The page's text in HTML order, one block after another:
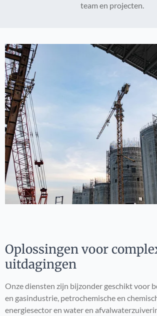
team en projecten.
Oplossingen voor
uitdagingen
Onze diensten zijn bijzonder geschikt voor
en gasindustrie, petrochemische en
energiesector en water en